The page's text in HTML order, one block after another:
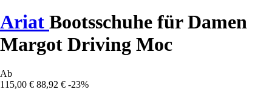
Ariat Bootsschuhe für Damen
Margot Driving Moc
Ab
115,00 € 88,92 € -23%